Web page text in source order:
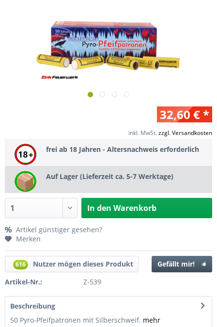
32,60 € *
inkl. MwSt.zzgl. Versandkosten
frei ab 18 Jahren - Altersnachweis erforderlich
Auf Lager (Lieferzeit ca. 5-7 Werktage)
In den Warenkorb
Artikel günstiger gesehen?
Merken
616 Nutzer mögen dieses Produkt
Gefällt mir!
Artikel-Nr.:
Z-539
Beschreibung
50 Pyro-Pfeifpatronen mit Silberschweif. mehr